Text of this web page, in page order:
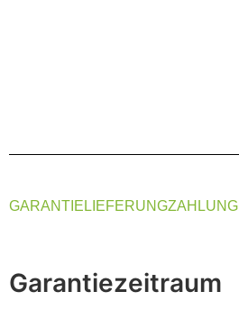
GARANTIE LIEFERUNGZAHLUNG
Garantiezeitraum